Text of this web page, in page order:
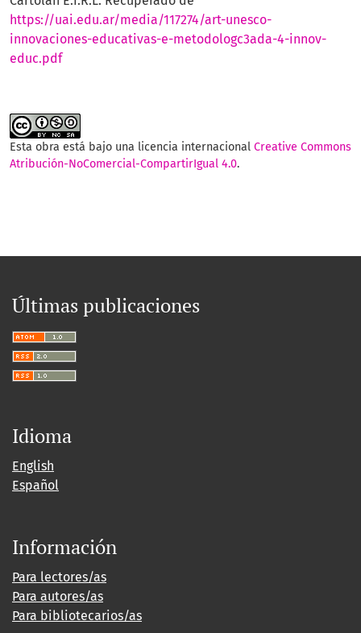
https://uai.edu.ar/media/117274/art-unesco-
innovaciones-educativas-e-metodologc3ada-4-innov-
educ.pdf
Esta obra está bajo una licencia internacional Creative Commons
Atribución-NoComercial-CompartirIgual 4.0.
Últimas publicaciones
Idioma
English
Español
Información
Para lectores/as
Para autores/as
Para bibliotecarios/as